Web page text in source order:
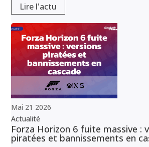
Lire l'actu
Mai 21 2026
Actualité
Forza Horizon 6 fuite massive :
piratées et bannissements en